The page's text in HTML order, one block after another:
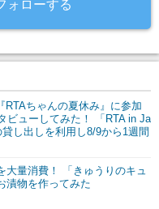
ォローする
RTAちゃんの夏休み』に参加
ビューしてみた！ 「RTA in Ja
し出しを利用し8/9から1週間
大量消費！ 「きゅうりのキュ
漬物を作ってみた